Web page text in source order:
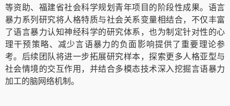
等资助、福建省社会科学规划 青年项目的阶段性成果。 语言
暴力系列研究将人格特质与社会关系变量相结合，不仅丰富
了语言暴力认知神经科学的研究体系，也为制定针对性的心
理干预策略、减少言语暴力的负面影响提供了重要理论参
考。后续团队将进一步拓展研究样本，探索更多人格亚型与
社会情境的交互作用，并结合多模态技术深入挖掘言语暴力
加工的脑网络机制。